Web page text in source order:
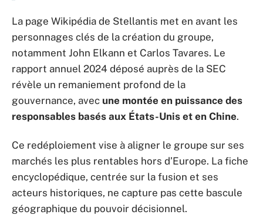
La page Wikipédia de Stellantis met en avant les
personnages clés de la création du groupe,
notamment John Elkann et Carlos Tavares. Le
rapport annuel 2024 déposé auprès de la SEC
révèle un remaniement profond de la
gouvernance, avec une montée en puissance des
responsables basés aux États-Unis et en Chine.
Ce redéploiement vise à aligner le groupe sur ses
marchés les plus rentables hors d’Europe. La fiche
encyclopédique, centrée sur la fusion et ses
acteurs historiques, ne capture pas cette bascule
géographique du pouvoir décisionnel.